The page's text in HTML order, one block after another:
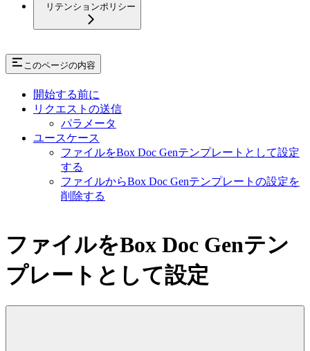
リテンションポリシー
このページの内容
開始する前に
リクエストの送信
パラメータ
ユースケース
ファイルをBox Doc Genテンプレートとして設定
する
ファイルからBox Doc Genテンプレートの設定を
削除する
ファイルをBox Doc Genテン
プレートとして設定